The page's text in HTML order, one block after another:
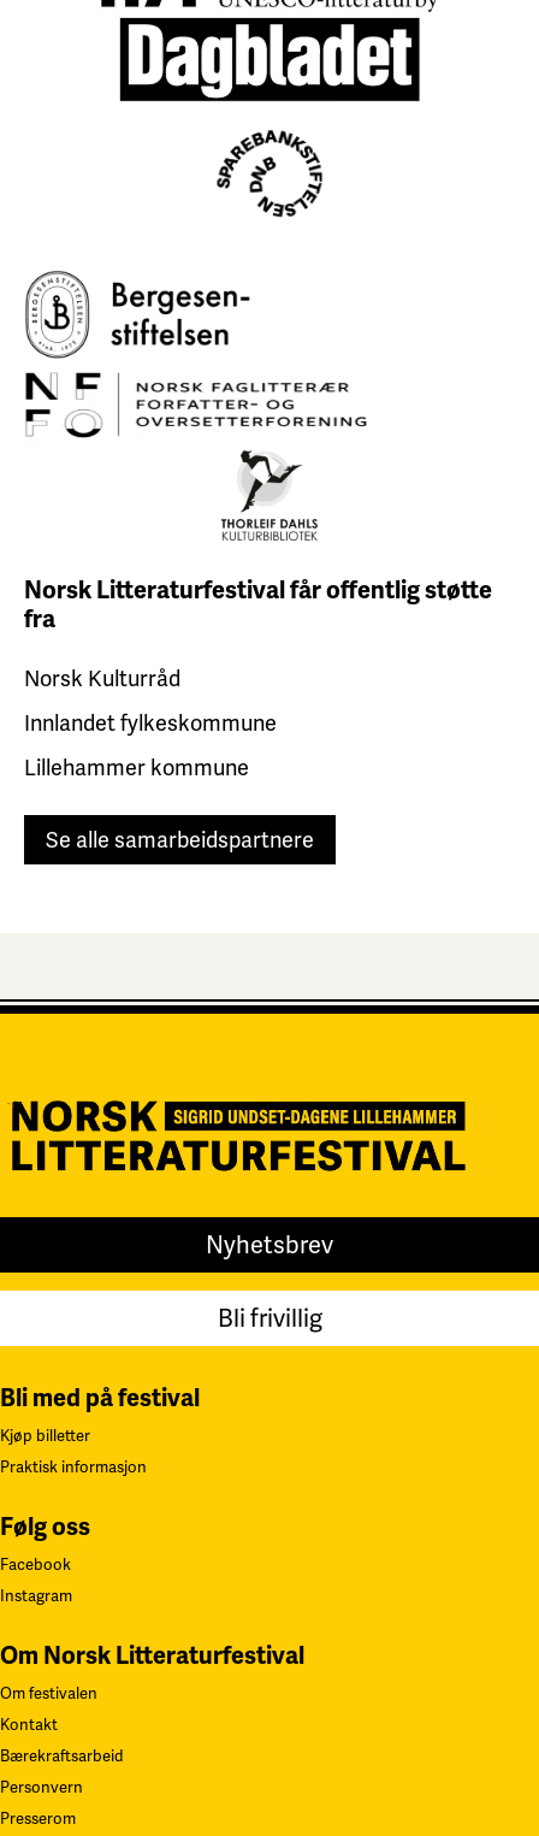
Norsk Litteraturfestival fåroffentlig støtte
fra
Norsk Kulturråd
Innlandet fylkeskommune
Lillehammer kommune
Se alle samarbeidspartnere
Nyhetsbrev
Bli frivillig
Bli med på festival
Kjøp billetter
Praktisk informasjon
Følg oss
Facebook
Instagram
Om Norsk Litteraturfestival
Om festivalen
Kontakt
Bærekraftsarbeid
Personvern
Presserom